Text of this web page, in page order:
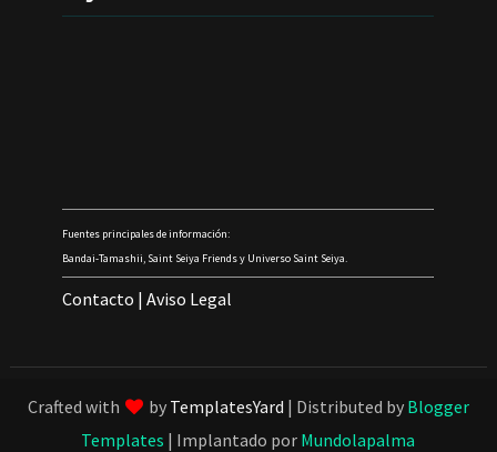
Fuentes principales de información:
Bandai-Tamashii, Saint Seiya Friends y Universo Saint Seiya.
Contacto |Aviso Legal
Crafted with by TemplatesYard | Distributed by Blogger
Templates | Implantado por Mundolapalma